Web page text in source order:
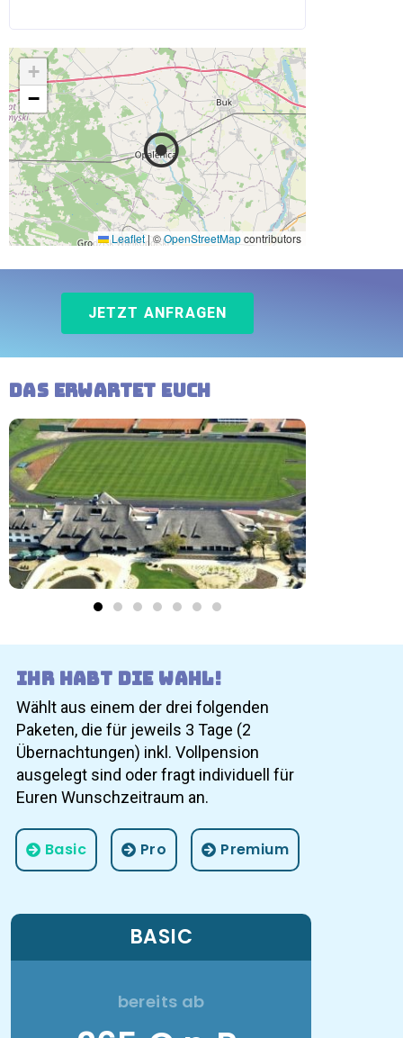
+
−
Leaflet|©OpenStreetMapcontributors
JETZT ANFRAGEN
Das erwartet Euch
Ihr habt die Wahl!
Wählt aus einem der drei folgenden
Paketen, die für jeweils 3 Tage (2
Übernachtungen) inkl. Vollpension
ausgelegt sind oder fragt individuell für
Euren Wunschzeitraum an.
Basic Pro Premium
BASIC
bereits ab